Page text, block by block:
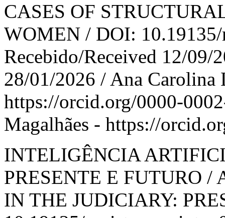
CASES OF
WOMEN / DOI:
Recebido/Received 12/
28/01/2026 / Ana Carolina
https://orcid.org/0000-
Magalhães - https://
INTELIGÊNCIA
PRESENTE E FUTURO
IN THE JUDICIARY: